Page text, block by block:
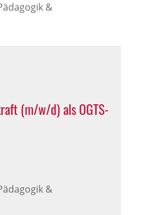
&
(m/w/d) als OGTS-
&